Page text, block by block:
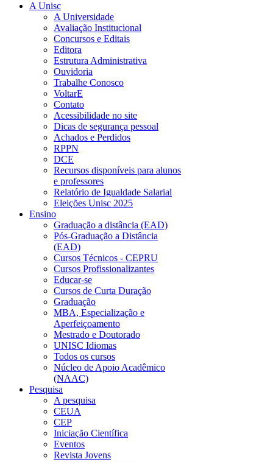
A Unisc
A Universidade
Avaliação Institucional
Concursos e Editais
Editora
Estrutura Administrativa
Ouvidoria
Trabalhe Conosco
VoltarE
Contato
Acessibilidade no site
Dicas de segurança pessoal
Achados e Perdidos
RPPN
DCE
Recursos disponíveis para alunos
e professores
Relatório de Igualdade Salarial
Eleições Unisc 2025
Ensino
Graduação a distância (EAD)
Pós-Graduação a Distância
(EAD)
Cursos Técnicos - CEPRU
Cursos Profissionalizantes
Educar-se
Cursos de Curta Duração
Graduação
MBA, Especialização e
Aperfeiçoamento
Mestrado e Doutorado
UNISC Idiomas
Todos os cursos
Núcleo de Apoio Acadêmico
(NAAC)
Pesquisa
A pesquisa
CEUA
CEP
Iniciação Científica
Eventos
Revista Jovens